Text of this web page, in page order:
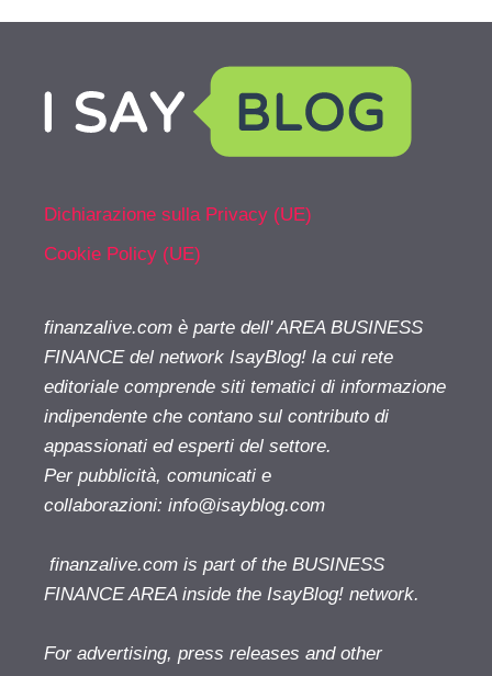
Dichiarazione sulla Privacy (UE)
Cookie Policy (UE)
finanzalive.com è parte dell' AREA BUSINESS
FINANCE del network IsayBlog! la cui rete
editoriale comprende siti tematici di informazione
indipendente che contano sul contributo di
appassionati ed esperti del settore.
Per pubblicità, comunicati e
collaborazioni: info@isayblog.com
finanzalive.com is part of the BUSINESS
FINANCE AREA inside the IsayBlog! network.
For advertising, press releases and other